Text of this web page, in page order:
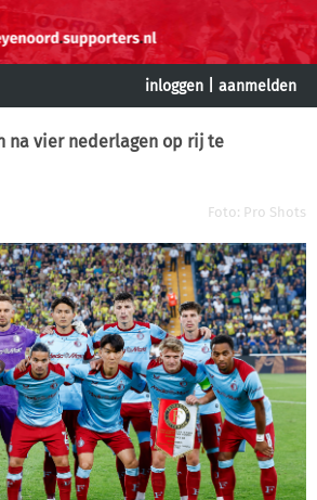
inloggen aanmelden
na vier nederlagen op rij te
Foto: Pro Shots